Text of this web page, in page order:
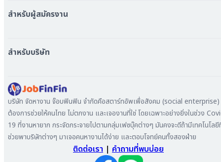
หางาน กรุงเทพมหานคร
หางาน เชียงใหม่
หางาน สมุทรสาคร
หางาน ระยอง
หางาน สมุทรสาหางาน ภูเก็ต
หางาน พระนครศรีอยุธยา
สำหรับผู้สมัครงาน
เข้าสู่ระบบ
สำหรับบริษัท
ลงประกาศรับสมัครงาน
ค้นหาผู้สมัครงาน
ลงโฆษณา
บริษัท จัดหางาน จ๊อบฟินฟิน จำกัดคือสตาร์ทอัพเพื่อสังคม (social
ต้องการช่วยให้คนไทย ไม่ตกงาน และเจองานที่ใช่ โดยเฉพาะอย่างยิ่งในช่วง
19 ที่งานหายาก กระจัดกระจายไปตามกลุ่มเฟซบุ๊คต่างๆ มันคงจะดีถ้ามีเทคโนโล
ช่วยพาบริษัทต่างๆ มาเจอคนหางานได้ง่าย และตอบโจทย์คนทั้งสองฝ่าย
ติดต่อเรา | คำถามที่พบบ่อย